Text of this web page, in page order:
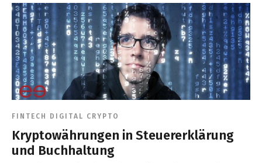
gemeinsam – Individuen die miteinander Spezifisches
bewegen wollen – die Macht der Crowd! In diesem
Artikel wollen wir ihnen ein paar Beispiele für die
grössten Projekte nennen.
FINTECH DIGITAL CRYPTO
Kryptowährungen in Steuererklärung
und Buchhaltung